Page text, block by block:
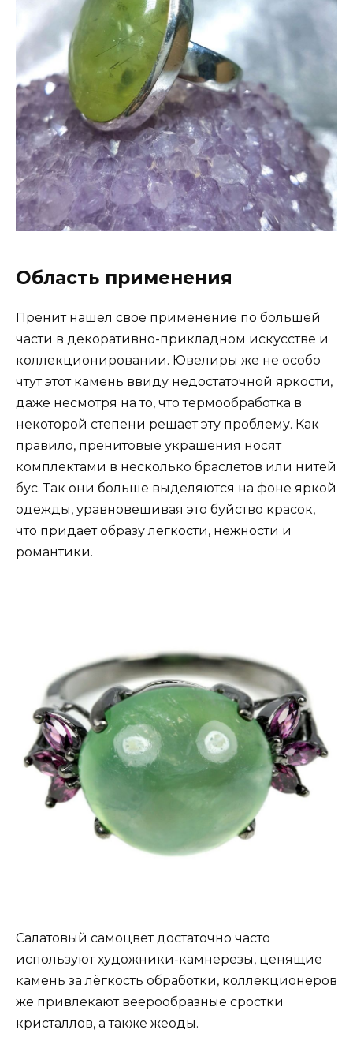
Область применения
Пренит нашел своё применение по большей
части в декоративно-прикладном искусстве и
коллекционировании. Ювелиры же не особо
чтут этот камень ввиду недостаточной яркости,
даже несмотря на то, что термообработка в
некоторой степени решает эту проблему. Как
правило, пренитовые украшения носят
комплектами в несколько браслетов или нитей
бус. Так они больше выделяются на фоне яркой
одежды, уравновешивая это буйство красок,
что придаёт образу лёгкости, нежности и
романтики.
Салатовый самоцвет достаточно часто
используют художники-камнерезы, ценящие
камень за лёгкость обработки, коллекционеров
же привлекают веерообразные сростки
кристаллов, а также жеоды.